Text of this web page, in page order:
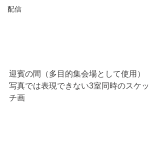
配信
迎賓の間（多目的集会場として使用）
写真では表現できない3室同時のスケッ
チ画